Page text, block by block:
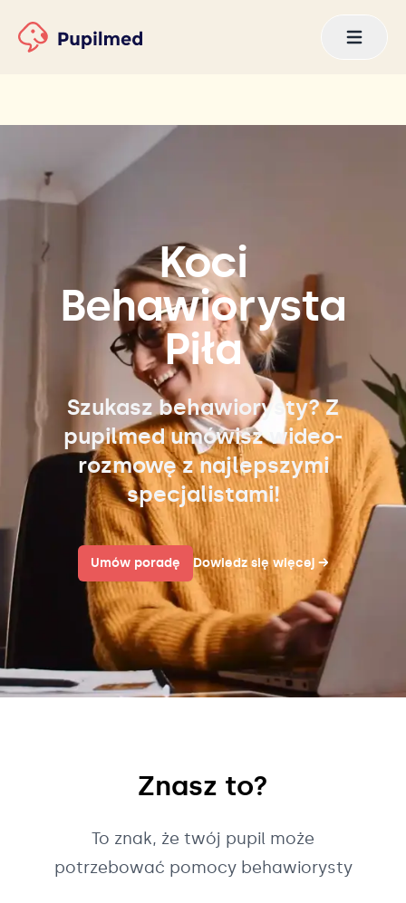
Koci
Behawiorysta
Piła
Szukasz behawiorysty? Z
pupilmed umówisz wideo-
rozmowę z najlepszymi
specjalistami!
Umów poradę Dowiedz się więcej →
Znasz to?
To znak, że twój pupil może
potrzebować pomocy behawiorysty